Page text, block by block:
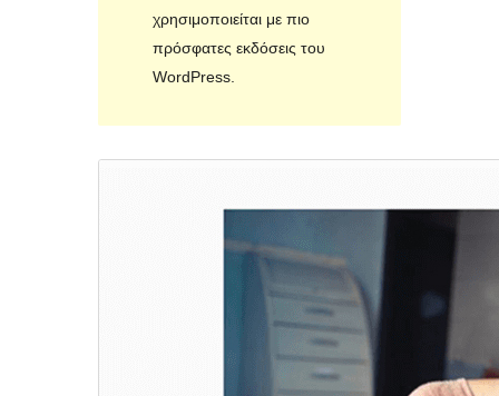
χρησιμοποιείται με πιο
πρόσφατες εκδόσεις του
WordPress.